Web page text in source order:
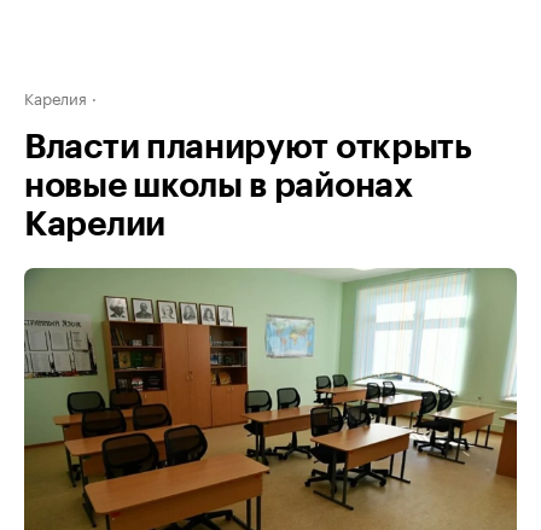
Карелия
Власти планируют открыть
новые школы в районах
Карелии